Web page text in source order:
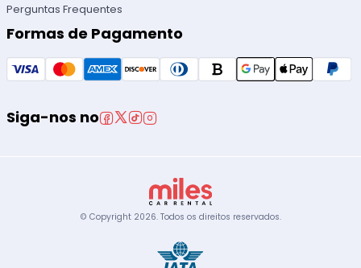
Perguntas Frequentes
Formas de Pagamento
Siga-nos no
© Copyright 2026. Todos os direitos reservados.